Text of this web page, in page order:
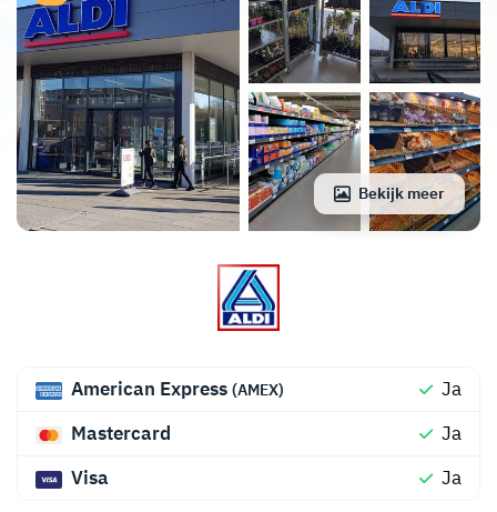
Bekijk meer
American Express (AMEX)
Ja
Mastercard
Ja
Visa
Ja